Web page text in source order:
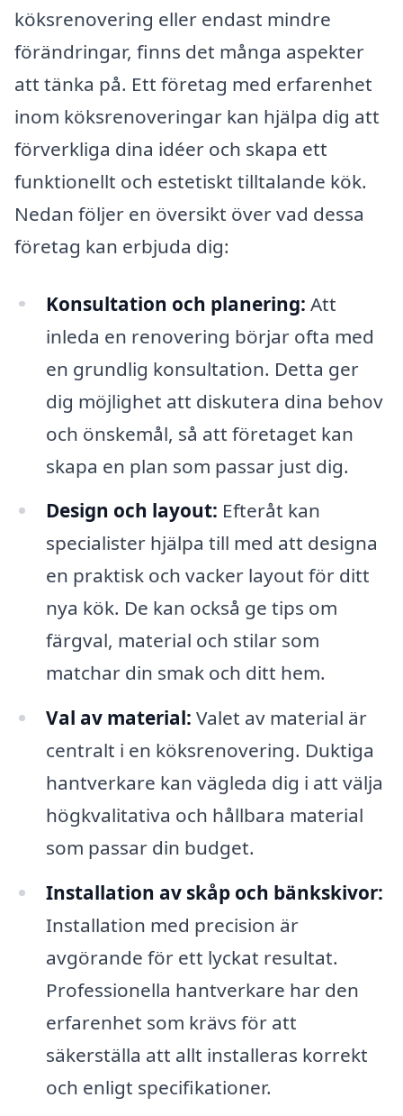
köksrenovering eller endast mindre
förändringar, finns det många aspekter
att tänka på. Ett företag med erfarenhet
inom köksrenoveringar kan hjälpa dig att
förverkliga dina idéer och skapa ett
funktionellt och estetiskt tilltalande kök.
Nedan följer en översikt över vad dessa
företag kan erbjuda dig:
Konsultation och planering: Att
inleda en renovering börjar ofta med
en grundlig konsultation. Detta ger
dig möjlighet att diskutera dina behov
och önskemål, så att företaget kan
skapa en plan som passar just dig.
Design och layout: Efteråt kan
specialister hjälpa till med att designa
en praktisk och vacker layout för ditt
nya kök. De kan också ge tips om
färgval, material och stilar som
matchar din smak och ditt hem.
Val av material: Valet av material är
centralt i en köksrenovering. Duktiga
hantverkare kan vägleda dig i att välja
högkvalitativa och hållbara material
som passar din budget.
Installation av skåp och bänkskivor:
Installation med precision är
avgörande för ett lyckat resultat.
Professionella hantverkare har den
erfarenhet som krävs för att
säkerställa att allt installeras korrekt
och enligt specifikationer.